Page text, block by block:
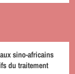
sino-africains
du traitement